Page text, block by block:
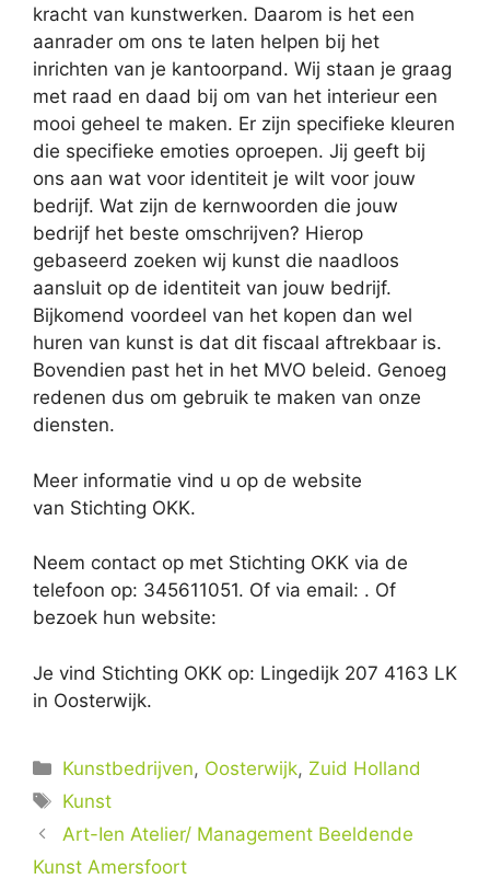
kracht van kunstwerken. Daarom is het een
aanrader om ons te laten helpen bij het
inrichten van je kantoorpand. Wij staan je graag
met raad en daad bij om van het interieur een
mooi geheel te maken. Er zijn specifieke kleuren
die specifieke emoties oproepen. Jij geeft bij
ons aan wat voor identiteit je wilt voor jouw
bedrijf. Wat zijn de kernwoorden die jouw
bedrijf het beste omschrijven? Hierop
gebaseerd zoeken wij kunst die naadloos
aansluit op de identiteit van jouw bedrijf.
Bijkomend voordeel van het kopen dan wel
huren van kunst is dat dit fiscaal aftrekbaar is.
Bovendien past het in het MVO beleid. Genoeg
redenen dus om gebruik te maken van onze
diensten.
Meer informatie vind u op de website
van Stichting OKK.
Neem contact op met Stichting OKK via de
telefoon op: 345611051. Of via email: . Of
bezoek hun website:
Je vind Stichting OKK op: Lingedijk 207 4163 LK
in Oosterwijk.
Categorieën
Kunstbedrijven, Oosterwijk, Zuid Holland
Tags
Kunst
Art-Ien Atelier/ Management Beeldende
Kunst Amersfoort